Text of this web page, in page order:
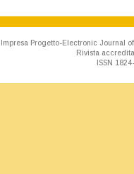
Impresa Progetto-Electronic Journal
Rivista
ISSN